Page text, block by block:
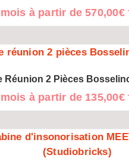
à partir de570,00€
Réunion 2 Pièces
à partir de 135,00€